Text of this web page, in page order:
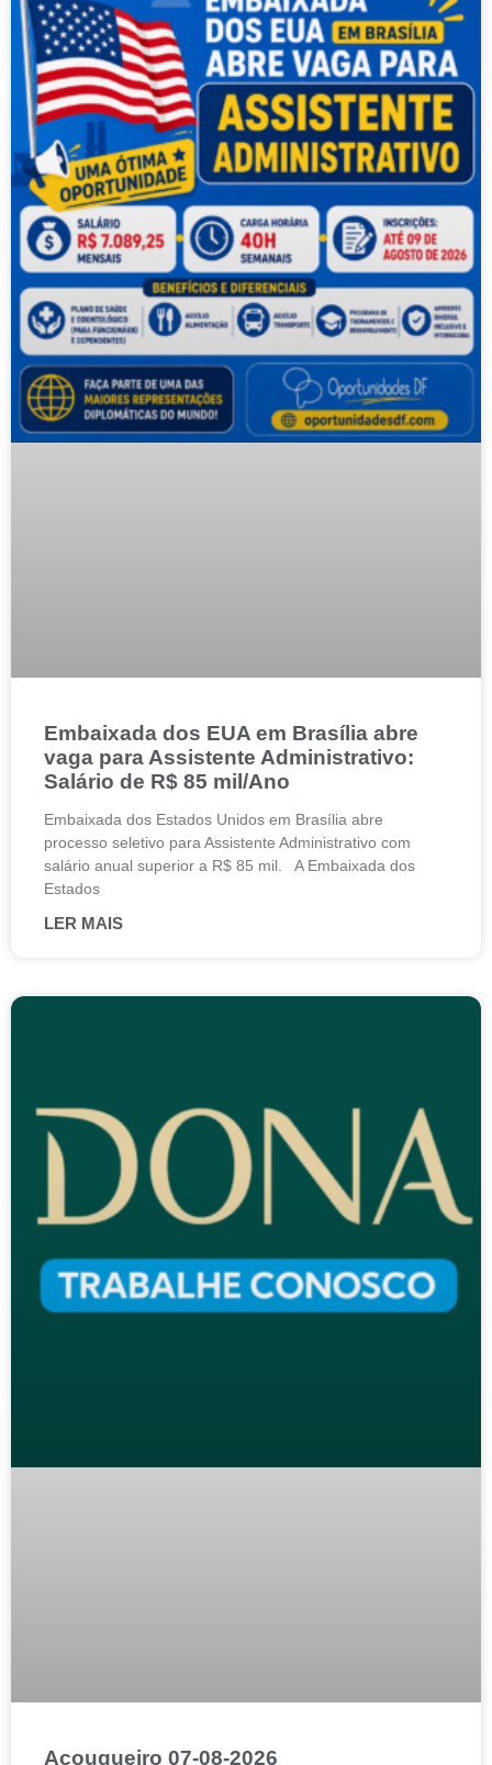
Embaixada dos EUA em Brasília abre
vaga para Assistente Administrativo:
Salário de R$ 85 mil/Ano
Embaixada dos Estados Unidos em Brasília abre
processo seletivo para Assistente Administrativo com
salário anual superior a R$ 85 mil. A Embaixada dos
Estados
LER MAIS
Açougueiro 07-08-2026